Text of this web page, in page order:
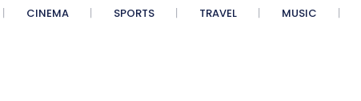
CINEMA SPORTS TRAVEL MUSIC